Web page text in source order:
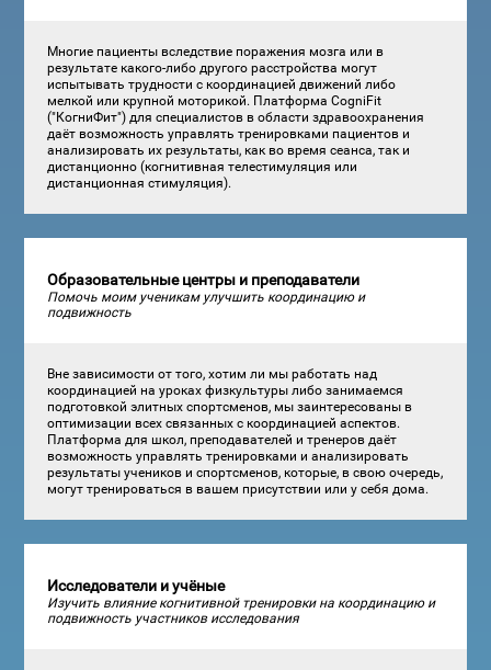
Многие пациенты вследствие поражения мозга или в
результате какого-либо другого расстройства могут
испытывать трудности с координацией движений либо
мелкой или крупной моторикой. Платформа CogniFit
("КогниФит") для специалистов в области здравоохранения
даёт возможность управлять тренировками пациентов и
анализировать их результаты, как во время сеанса, так и
дистанционно (когнитивная телестимуляция или
дистанционная стимуляция).
Образовательные центры и преподаватели
Помочь моим ученикам улучшить координацию и
подвижность
Вне зависимости от того, хотим ли мы работать над
координацией на уроках физкультуры либо занимаемся
подготовкой элитных спортсменов, мы заинтересованы в
оптимизации всех связанных с координацией аспектов.
Платформа для школ, преподавателей и тренеров даёт
возможность управлять тренировками и анализировать
результаты учеников и спортсменов, которые, в свою очередь,
могут тренироваться в вашем присутствии или у себя дома.
Исследователи и учёные
Изучить влияние когнитивной тренировки на координацию и
подвижность участников исследования